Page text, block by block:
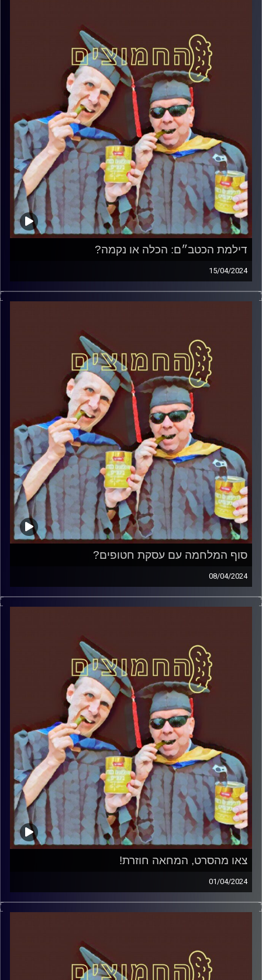
דילמת הכטב״ם: הכלה או נקמה?
15/04/2024
המערכת הפוליטית על ספת הפסיכולוג, עם פרופסור בועז בן-
דוד ופרופסור גלעד הירשברגר.
סוף המלחמה עם עסקת חטופים?
08/04/2024
המערכת הפוליטית על ספת הפסיכולוג, עם פרופסור בועז בן-
דוד ופרופסור גלעד הירשברגר.
צאו מהסרט, המחאה חוזרת!
01/04/2024
המערכת הפוליטית על ספת הפסיכולוג, עם פרופסור בועז בן-
דוד ופרופסור גלעד הירשברגר.